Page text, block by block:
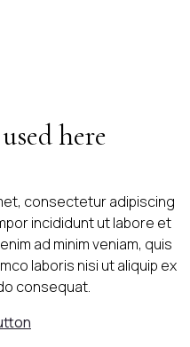
here
consectetur adipiscing
incididunt ut labore et
ad minim veniam, quis
laboris nisi ut aliquip ex
consequat.